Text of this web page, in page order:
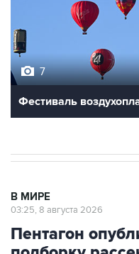
Фестиваль
Пентагон
подборку
об НЛО